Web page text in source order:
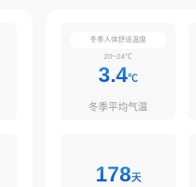
冬季人体舒适温度
20~24℃
3.4℃
冬季平均气温
178天